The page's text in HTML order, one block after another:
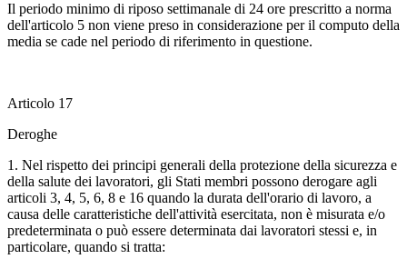
Il periodo minimo di riposo settimanale di 24 ore prescritto a norma
dell'articolo 5 non viene preso in considerazione per il computo della
media se cade nel periodo di riferimento in questione.
Articolo 17
Deroghe
1. Nel rispetto dei principi generali della protezione della sicurezza e
della salute dei lavoratori, gli Stati membri possono derogare agli
articoli 3, 4, 5, 6, 8 e 16 quando la durata dell'orario di lavoro, a
causa delle caratteristiche dell'attività esercitata, non è misurata e/o
predeterminata o può essere determinata dai lavoratori stessi e, in
particolare, quando si tratta: